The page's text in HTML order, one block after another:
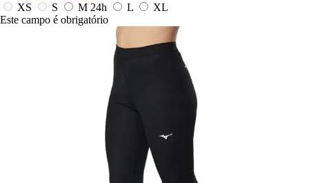
XS
S M 24h L
XL
Este campo é obrigatório